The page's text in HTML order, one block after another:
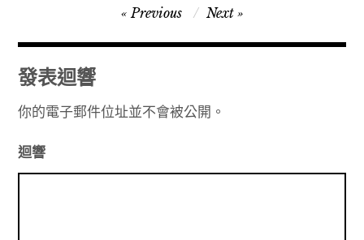
章
導
覽
Previous Next
發表迴響
你的電子郵件位址並不會被公開。
迴響